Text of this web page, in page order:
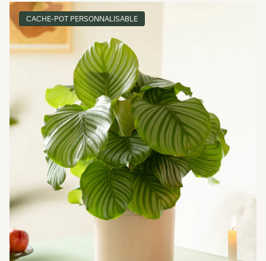
CACHE-POT PERSONNALISABLE